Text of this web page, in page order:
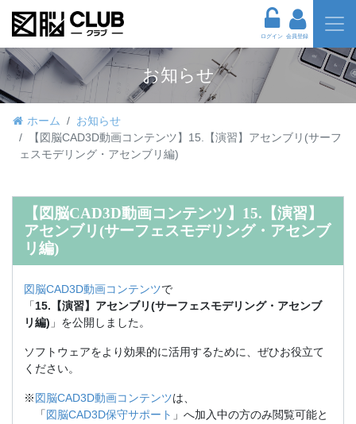
ログイン 会員登録
お知らせ
ホーム
お知らせ
【図脳CAD3D動画コンテンツ】15.【演習】アセンブリ(サーフ
ェスモデリング・アセンブリ編)
【図脳CAD3D動画コンテンツ】15.【演習】
アセンブリ(サーフェスモデリング・アセンブ
リ編)
図脳CAD3D動画コンテンツで
「15.【演習】アセンブリ(サーフェスモデリング・アセンブ
リ編) 」を公開しました。
ソフトウェアをより効果的に活用するために、ぜひお役立て
ください。
※図脳CAD3D動画コンテンツは、
「図脳CAD3D保守サポート 」へ加入中の方のみ閲覧可能と